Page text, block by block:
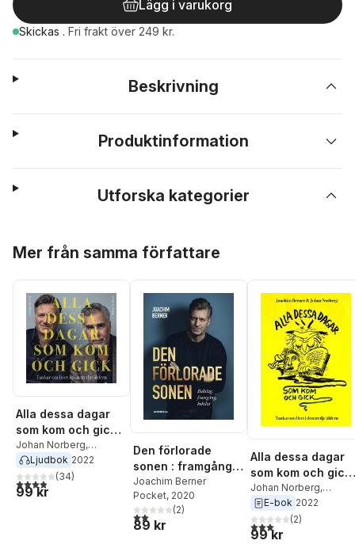
Lägg i varukorg
Skickas . Fri frakt över 249 kr.
Beskrivning
Produktinformation
Utforska kategorier
Mer från samma författare
Alla dessa dagar
som kom och gick :
tankar om livet i
den tredje åldern
Johan Norberg,
Joachim Berner
Ljudbok 2022
3,9utav 5 stjärnor. Totalt antal röster:
(34)
99 kr
Den förlorade
sonen : framgång,
bakslag & bokslut
Joachim Berner
Pocket, 2020
2,0utav 5 stjärnor. Totalt antal röster:
(2)
89 kr
Alla dessa dagar
som kom och gick
tankar om livet i
den tredje åldern
Johan Norberg,
Joachim Berner
E-bok 2022
3,0utav 5 stjärnor.
(2)
99 kr